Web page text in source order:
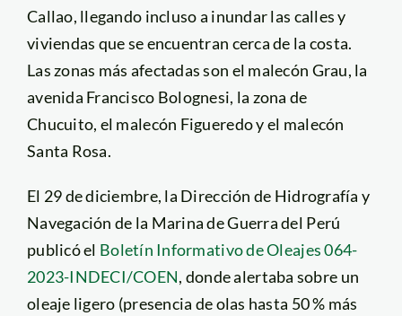
Callao, llegando incluso a inundar las calles y
viviendas que se encuentran cerca de la costa.
Las zonas más afectadas son el malecón Grau, la
avenida Francisco Bolognesi, la zona de
Chucuito, el malecón Figueredo y el malecón
Santa Rosa.
El 29 de diciembre, la Dirección de Hidrografía y
Navegación de la Marina de Guerra del Perú
publicó el Boletín Informativo de Oleajes 064-
2023-INDECI/COEN, donde alertaba sobre un
oleaje ligero (presencia de olas hasta 50 % más